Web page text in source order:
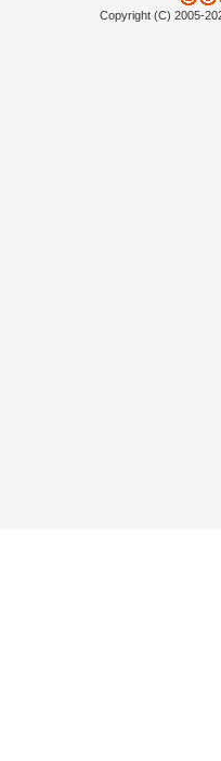
Copyright (C) 2005-